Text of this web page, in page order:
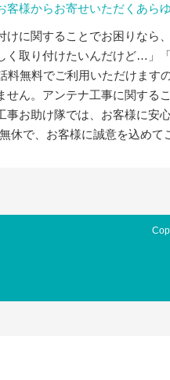
客様からお寄せいただくあら
けに関することでお困りな
く取り付けたいんだけど…」
料無料でご利用いただけま
せん。アンテナ工事に関す
事お助け隊では、お客様に
休で、お客様に誠意を込め